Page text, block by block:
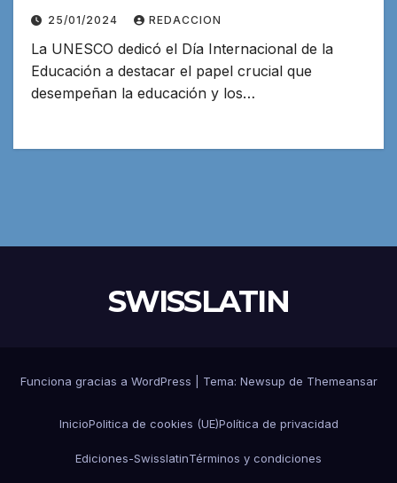
25/01/2024 REDACCION
La UNESCO dedicó el Día Internacional de la
Educación a destacar el papel crucial que
desempeñan la educación y los…
SWISSLATIN
Funciona gracias a WordPress Tema: Newsup de Themeansar
InicioPolitica de cookies (UE)Política de privacidad
Ediciones-SwisslatinTérminos y condiciones